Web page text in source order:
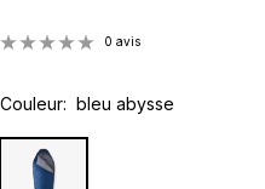
0 avis
Couleur: bleu abysse